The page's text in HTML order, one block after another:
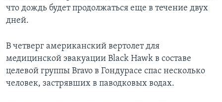
что дождь будет продолжаться еще в течение двух
дней.
В четверг американский вертолет для
медицинской эвакуации Black Hawk в составе
целевой группы Bravo в Гондурасе спас несколько
человек, застрявших в паводковых водах.